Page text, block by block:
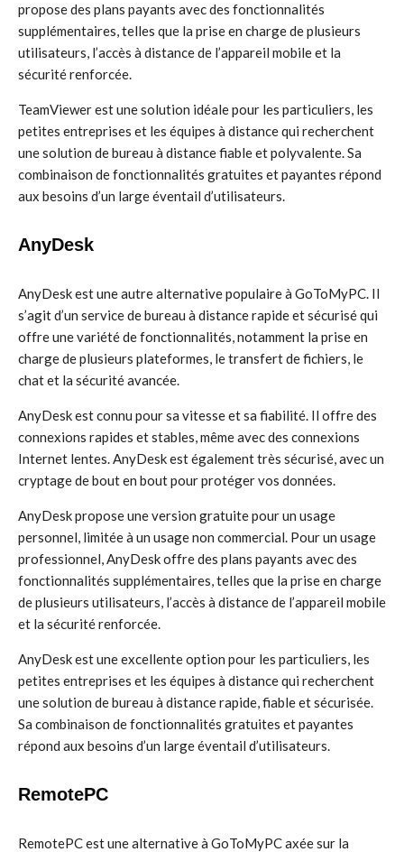
propose des plans payants avec des fonctionnalités
supplémentaires, telles que la prise en charge de plusieurs
utilisateurs, l’accès à distance de l’appareil mobile et la
sécurité renforcée.
TeamViewer est une solution idéale pour les particuliers, les
petites entreprises et les équipes à distance qui recherchent
une solution de bureau à distance fiable et polyvalente. Sa
combinaison de fonctionnalités gratuites et payantes répond
aux besoins d’un large éventail d’utilisateurs.
AnyDesk
AnyDesk est une autre alternative populaire à GoToMyPC. Il
s’agit d’un service de bureau à distance rapide et sécurisé qui
offre une variété de fonctionnalités, notamment la prise en
charge de plusieurs plateformes, le transfert de fichiers, le
chat et la sécurité avancée.
AnyDesk est connu pour sa vitesse et sa fiabilité. Il offre des
connexions rapides et stables, même avec des connexions
Internet lentes. AnyDesk est également très sécurisé, avec un
cryptage de bout en bout pour protéger vos données.
AnyDesk propose une version gratuite pour un usage
personnel, limitée à un usage non commercial. Pour un usage
professionnel, AnyDesk offre des plans payants avec des
fonctionnalités supplémentaires, telles que la prise en charge
de plusieurs utilisateurs, l’accès à distance de l’appareil mobile
et la sécurité renforcée.
AnyDesk est une excellente option pour les particuliers, les
petites entreprises et les équipes à distance qui recherchent
une solution de bureau à distance rapide, fiable et sécurisée.
Sa combinaison de fonctionnalités gratuites et payantes
répond aux besoins d’un large éventail d’utilisateurs.
RemotePC
RemotePC est une alternative à GoToMyPC axée sur la